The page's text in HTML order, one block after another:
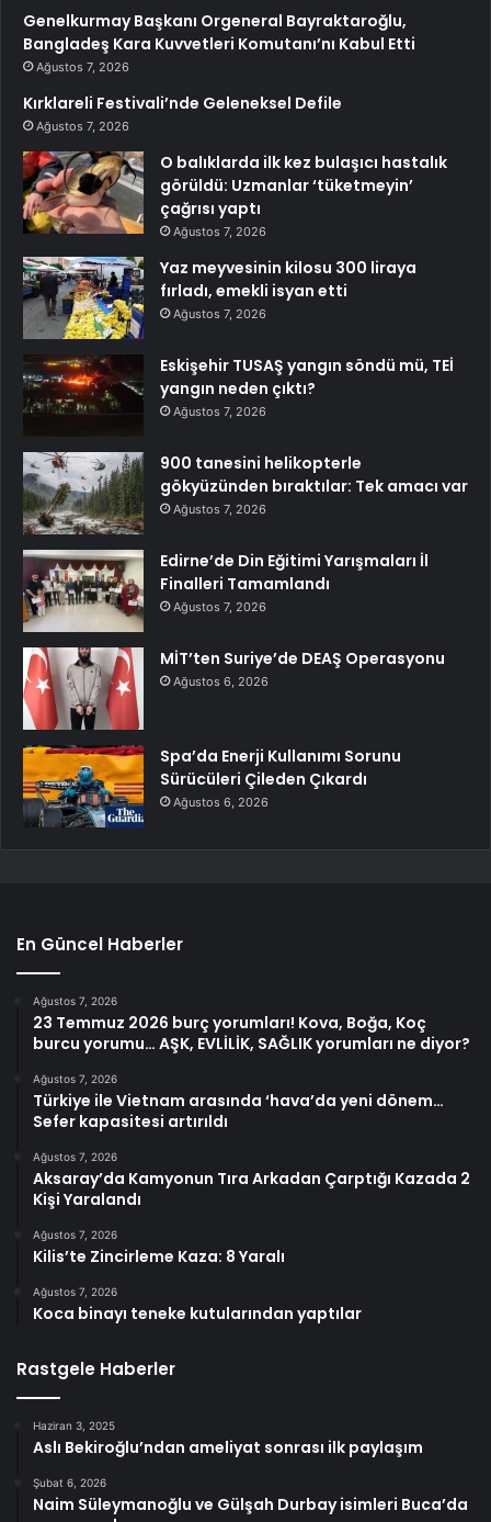
Genelkurmay Başkanı Orgeneral Bayraktaroğlu,
Bangladeş Kara Kuvvetleri Komutanı’nı Kabul Etti
Ağustos 7, 2026
Kırklareli Festivali’nde Geleneksel Defile
Ağustos 7, 2026
O balıklarda ilk kez bulaşıcı hastalık
görüldü: Uzmanlar ‘tüketmeyin’
çağrısı yaptı
Ağustos 7, 2026
Yaz meyvesinin kilosu 300 liraya
fırladı, emekli isyan etti
Ağustos 7, 2026
Eskişehir TUSAŞ yangın söndü mü, TEİ
yangın neden çıktı?
Ağustos 7, 2026
900 tanesini helikopterle
gökyüzünden bıraktılar: Tek amacı var
Ağustos 7, 2026
Edirne’de Din Eğitimi Yarışmaları İl
Finalleri Tamamlandı
Ağustos 7, 2026
MİT’ten Suriye’de DEAŞ Operasyonu
Ağustos 6, 2026
Spa’da Enerji Kullanımı Sorunu
Sürücüleri Çileden Çıkardı
Ağustos 6, 2026
En Güncel Haberler
Ağustos 7, 2026
23 Temmuz 2026 burç yorumları! Kova, Boğa, Koç
burcu yorumu… AŞK, EVLİLİK, SAĞLIK yorumları ne diyor?
Ağustos 7, 2026
Türkiye ile Vietnam arasında ‘hava’da yeni dönem…
Sefer kapasitesi artırıldı
Ağustos 7, 2026
Aksaray’da Kamyonun Tıra Arkadan Çarptığı Kazada 2
Kişi Yaralandı
Ağustos 7, 2026
Kilis’te Zincirleme Kaza: 8 Yaralı
Ağustos 7, 2026
Koca binayı teneke kutularından yaptılar
Rastgele Haberler
Haziran 3, 2025
Aslı Bekiroğlu’ndan ameliyat sonrası ilk paylaşım
Şubat 6, 2026
Naim Süleymanoğlu ve Gülşah Durbay isimleri Buca’da